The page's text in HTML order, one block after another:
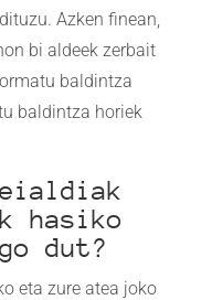
Azken finean,
bi aldeek zerbait
baldintza
baldintza horiek
hasiko
dut?
eta zure atea joko